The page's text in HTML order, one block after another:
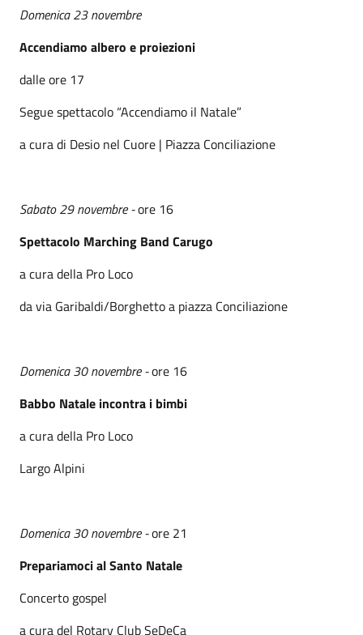
Domenica 23 novembre
Accendiamo albero e proiezioni
dalle ore 17
Segue spettacolo “Accendiamo il Natale”
a cura di Desio nel Cuore | Piazza Conciliazione
Sabato 29 novembre -ore 16
Spettacolo Marching Band Carugo
a cura della Pro Loco
da via Garibaldi/Borghetto a piazza Conciliazione
Domenica 30 novembre -ore 16
Babbo Natale incontra i bimbi
a cura della Pro Loco
Largo Alpini
Domenica 30 novembre -ore 21
Prepariamoci al Santo Natale
Concerto gospel
a cura del Rotary Club SeDeCa